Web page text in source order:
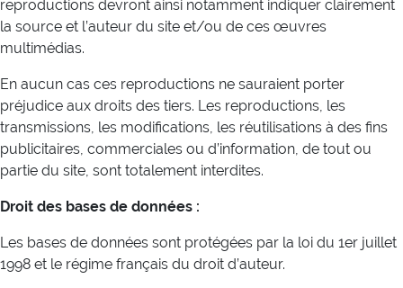
reproductions devront ainsi notamment indiquer clairement
la source et l’auteur du site et/ou de ces œuvres
multimédias.
En aucun cas ces reproductions ne sauraient porter
préjudice aux droits des tiers. Les reproductions, les
transmissions, les modifications, les réutilisations à des fins
publicitaires, commerciales ou d’information, de tout ou
partie du site, sont totalement interdites.
Droit des bases de données :
Les bases de données sont protégées par la loi du 1er juillet
1998 et le régime français du droit d’auteur.